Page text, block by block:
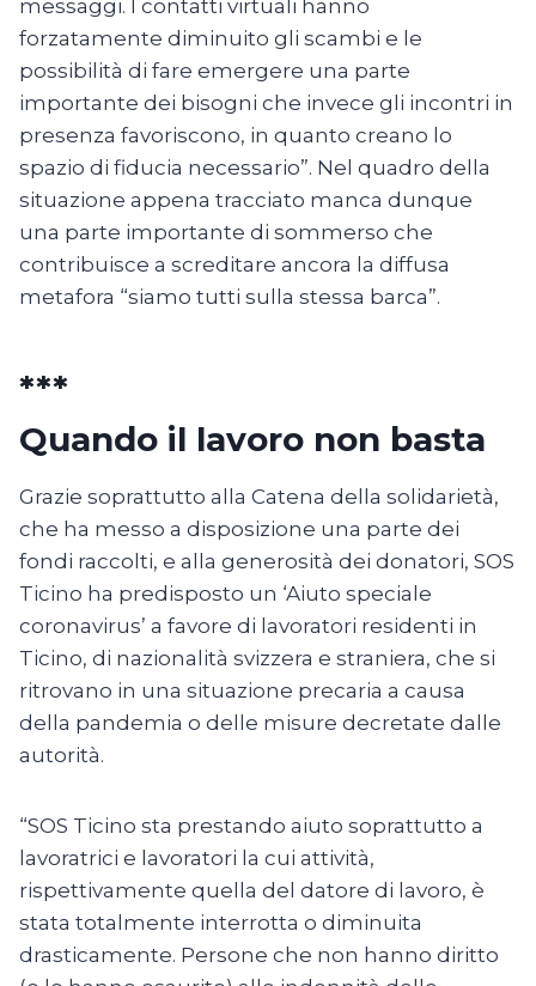
messaggi. I contatti virtuali hanno
forzatamente diminuito gli scambi e le
possibilità di fare emergere una parte
importante dei bisogni che invece gli incontri in
presenza favoriscono, in quanto creano lo
spazio di fiducia necessario”. Nel quadro della
situazione appena tracciato manca dunque
una parte importante di sommerso che
contribuisce a screditare ancora la diffusa
metafora “siamo tutti sulla stessa barca”.
***
Quando il lavoro non basta
Grazie soprattutto alla Catena della solidarietà,
che ha messo a disposizione una parte dei
fondi raccolti, e alla generosità dei donatori, SOS
Ticino ha predisposto un ‘Aiuto speciale
coronavirus’ a favore di lavoratori residenti in
Ticino, di nazionalità svizzera e straniera, che si
ritrovano in una situazione precaria a causa
della pandemia o delle misure decretate dalle
autorità.
“SOS Ticino sta prestando aiuto soprattutto a
lavoratrici e lavoratori la cui attività,
rispettivamente quella del datore di lavoro, è
stata totalmente interrotta o diminuita
drasticamente. Persone che non hanno diritto